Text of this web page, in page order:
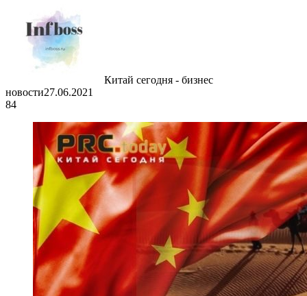
Китай сегодня - бизнес
новости27.06.2021
84